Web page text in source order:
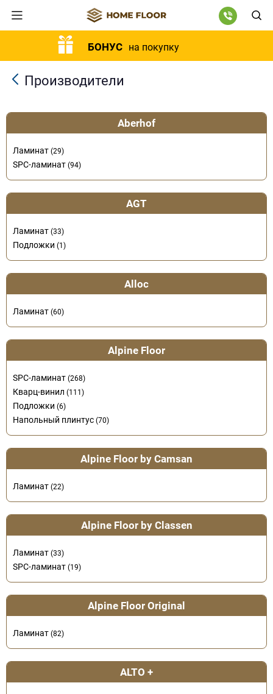
БОНУС на покупку
Производители
Aberhof
Ламинат (29)
SPC-ламинат (94)
AGT
Ламинат (33)
Подложки (1)
Alloc
Ламинат (60)
Alpine Floor
SPC-ламинат (268)
Кварц-винил (111)
Подложки (6)
Напольный плинтус (70)
Alpine Floor by Camsan
Ламинат (22)
Alpine Floor by Classen
Ламинат (33)
SPC-ламинат (19)
Alpine Floor Original
Ламинат (82)
ALTO +